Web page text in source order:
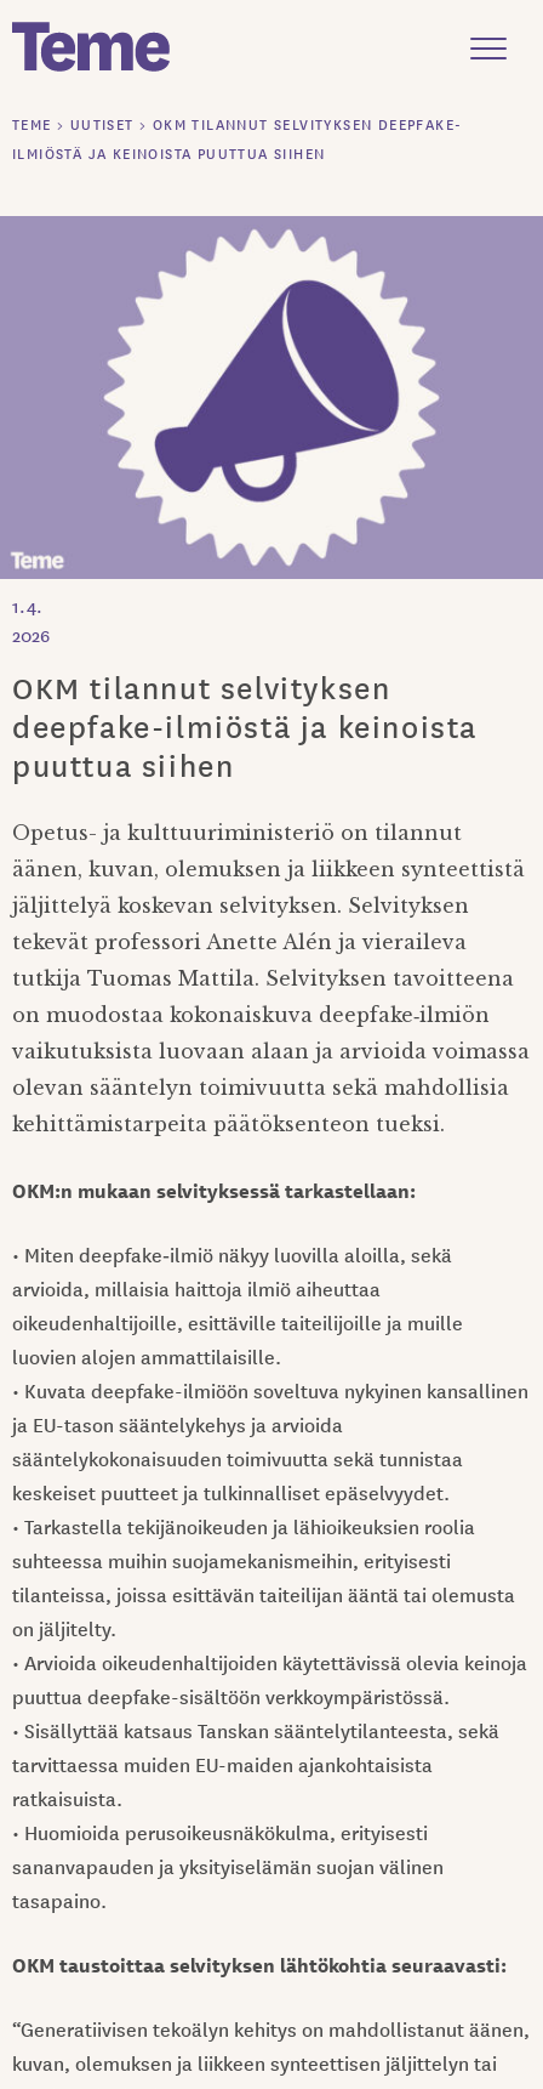
Siirry
sisältöön
TEME > UUTISET > OKM TILANNUT SELVITYKSEN DEEPFAKE-
ILMIÖSTÄ JA KEINOISTA PUUTTUA SIIHEN
1.4.
2026
OKM tilannut selvityksen
deepfake-ilmiöstä ja keinoista
puuttua siihen
Opetus- ja kulttuuriministeriö on tilannut
äänen, kuvan, olemuksen ja liikkeen synteettistä
jäljittelyä koskevan selvityksen. Selvityksen
tekevät professori Anette Alén ja vieraileva
tutkija Tuomas Mattila. Selvityksen tavoitteena
on muodostaa kokonaiskuva deepfake‑ilmiön
vaikutuksista luovaan alaan ja arvioida voimassa
olevan sääntelyn toimivuutta sekä mahdollisia
kehittämistarpeita päätöksenteon tueksi.
OKM:n mukaan selvityksessä tarkastellaan:
• Miten deepfake‑ilmiö näkyy luovilla aloilla, sekä
arvioida, millaisia haittoja ilmiö aiheuttaa
oikeudenhaltijoille, esittäville taiteilijoille ja muille
luovien alojen ammattilaisille.
• Kuvata deepfake-ilmiöön soveltuva nykyinen kansallinen
ja EU-tason sääntelykehys ja arvioida
sääntelykokonaisuuden toimivuutta sekä tunnistaa
keskeiset puutteet ja tulkinnalliset epäselvyydet.
• Tarkastella tekijänoikeuden ja lähioikeuksien roolia
suhteessa muihin suojamekanismeihin, erityisesti
tilanteissa, joissa esittävän taiteilijan ääntä tai olemusta
on jäljitelty.
• Arvioida oikeudenhaltijoiden käytettävissä olevia keinoja
puuttua deepfake-sisältöön verkkoympäristössä.
• Sisällyttää katsaus Tanskan sääntelytilanteesta, sekä
tarvittaessa muiden EU-maiden ajankohtaisista
ratkaisuista.
• Huomioida perusoikeusnäkökulma, erityisesti
sananvapauden ja yksityiselämän suojan välinen
tasapaino.
OKM taustoittaa selvityksen lähtökohtia seuraavasti:
“Generatiivisen tekoälyn kehitys on mahdollistanut äänen,
kuvan, olemuksen ja liikkeen synteettisen jäljittelyn tai